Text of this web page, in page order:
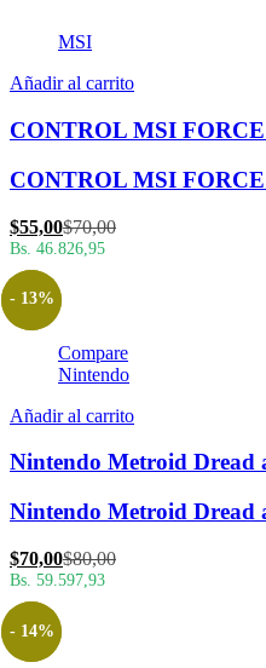
MSI
Añadir al carrito
CONTROL MSI
CONTROL MSI
$55,00El
precio
$70,00El
Bs. 46.826,95
Compare
Nintendo
Añadir al carrito
Nintendo Metroid Dread
Nintendo Metroid Dread
$70,00El
precio
$80,00El
Bs. 59.597,93
- 13%
- 14%